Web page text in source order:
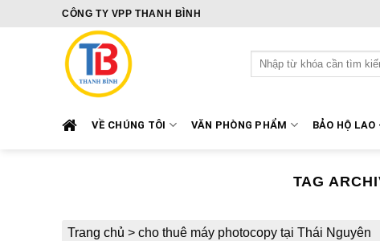
CÔNG TY VPP THANH BÌNH
Tìm
kiếm:
VỀ CHÚNG TÔI VĂN PHÒNG PHẨM BẢO HỘ LAO
TAG
Trang chủ > cho thuê máy photocopy tại Thái Nguyên